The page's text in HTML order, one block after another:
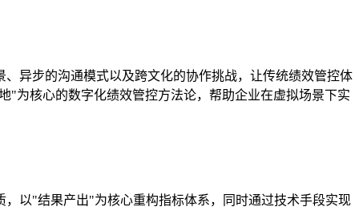
异步的沟通模式以及跨文化的协作挑战，让传统绩效管控体
"为核心的数字化绩效管控方法论，帮助企业在虚拟场景下实
以"结果产出"为核心重构指标体系，同时通过技术手段实现